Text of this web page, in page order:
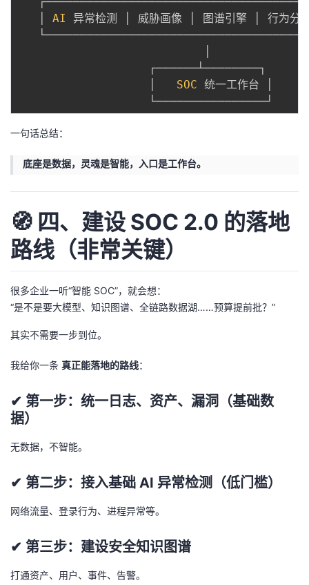
AI
异常检测 │ 威胁画像 │ 图谱引擎 │ 行为
                   ┌──────┴────────┐
SOC 统一工作台 │
一句话总结：
底座是数据，灵魂是智能，入口是工作台。
🧭 四、建设 SOC 2.0 的落地
路线（非常关键）
很多企业一听“智能 SOC”，就会想：
“是不是要大模型、知识图谱、全链路数据湖……预算提前批？”
其实不需要一步到位。
我给你一条 真正能落地的路线：
✔ 第一步：统一日志、资产、漏洞（基础数
据）
无数据，不智能。
✔ 第二步：接入基础 AI 异常检测（低门槛）
网络流量、登录行为、进程异常等。
✔ 第三步：建设安全知识图谱
打通资产、用户、事件、告警。